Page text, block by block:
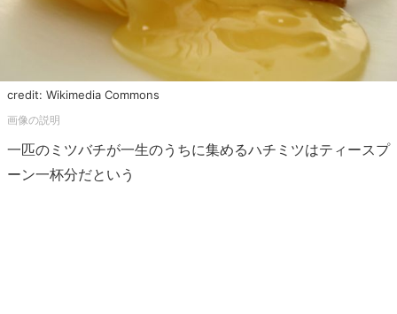
credit: Wikimedia Commons
一匹のミツバチが一生のうちに集めるハチミツはティースプ
ーン一杯分だという